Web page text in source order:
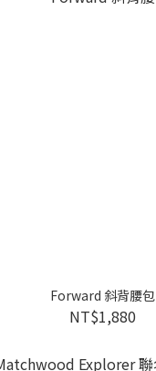
Forward 斜背腰包
NT$1,880